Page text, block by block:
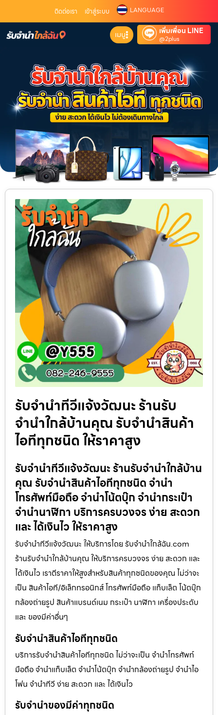
ติดต่อเรา เข้าสู่ระบบ LANGUAGE
เมนู เพิ่มเพื่อน LINE
@2plus
รับจำนำทีวีแจ้งวัฒนะ ร้านรับ
จำนำใกล้บ้านคุณ รับจำนำสินค้า
ไอทีทุกชนิด ให้ราคาสูง
รับจำนำทีวีแจ้งวัฒนะ ร้านรับจำนำใกล้บ้าน
คุณ รับจำนำสินค้าไอทีทุกชนิด จำนำ
โทรศัพท์มือถือ จำนำโน้ตบุ๊ก จำนำกระเป๋า
จำนำนาฬิกา บริการครบวงจร ง่าย สะดวก
และ ได้เงินไว ให้ราคาสูง
รับจำนำทีวีแจ้งวัฒนะ ให้บริการโดย รับจํานําใกล้ฉัน.com
ร้านรับจำนำใกล้บ้านคุณ ให้บริการครบวงจร ง่าย สะดวก และ
ได้เงินไว เราตีราคาให้สูงสำหรับสินค้าทุกชนิดของคุณ ไม่ว่าจะ
เป็น สินค้าไอที/อิเล็กทรอนิกส์ โทรศัพท์มือถือ แท็บเล็ต โน้ตบุ๊ก
กล้องถ่ายรูป สินค้าแบรนด์เนม กระเป๋า นาฬิกา เครื่องประดับ
และ ของมีค่าอื่นๆ
รับจำนำสินค้าไอทีทุกชนิด
บริการรับจำนำสินค้าไอทีทุกชนิด ไม่ว่าจะเป็น จำนำโทรศัพท์
มือถือ จำนำแท็บเล็ต จำนำโน้ตบุ๊ก จำนำกล้องถ่ายรูป จำนำไอ
โฟน จำนำทีวี ง่าย สะดวก และ ได้เงินไว
รับจำนำของมีค่าทุกชนิด